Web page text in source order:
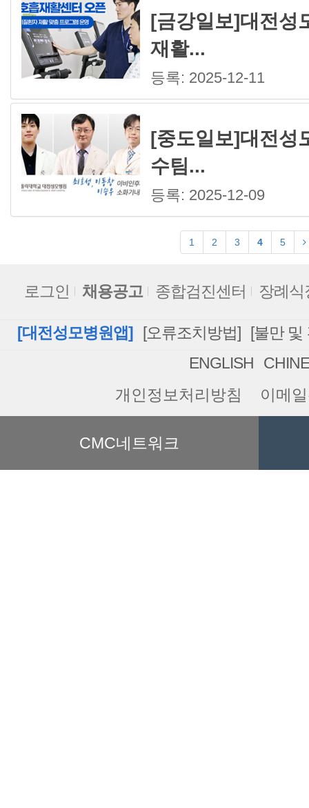
[금강일보]대전성
재활...
등록: 2025-12-11
[중도일보]대전성
수팀...
등록: 2025-12-09
1 2 3 4 5
로그인 채용공고 종합검진센터 장례식
[대전성모병원앱] [오류조치방법]
[불만 및
ENGLISH
개인정보처리방침
이메
CMC네트워크